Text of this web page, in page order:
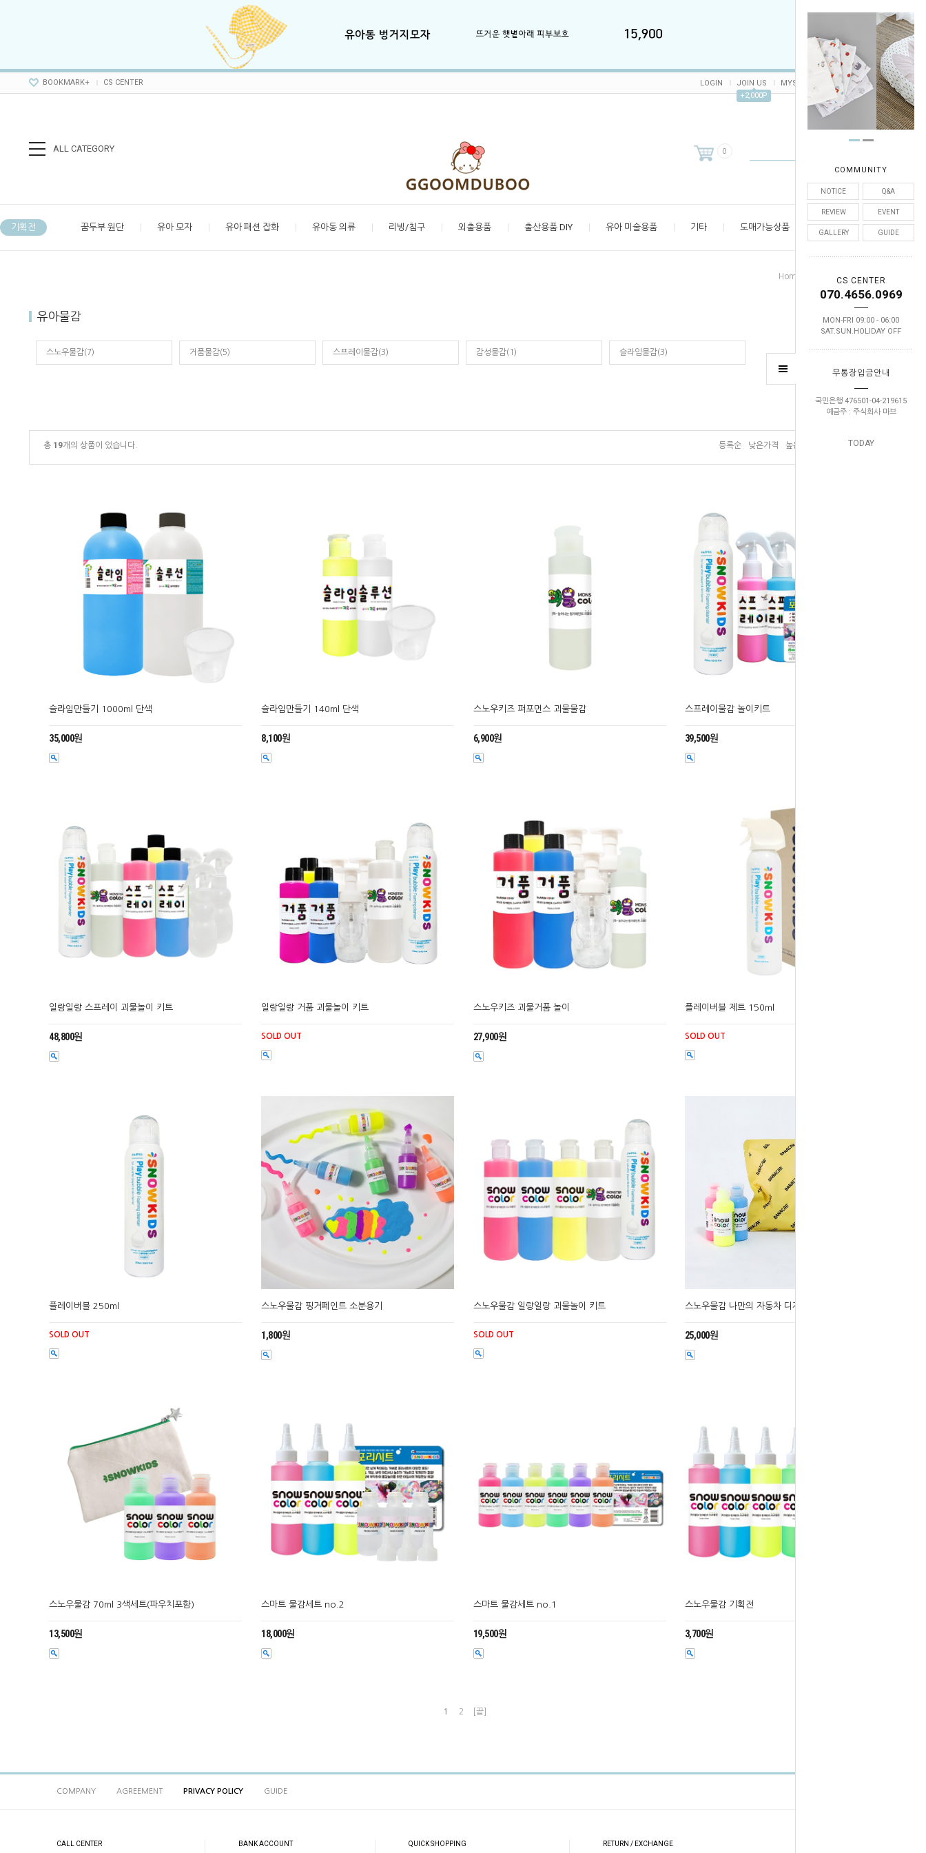
COMMUNITY
NOTICE Q&A
REVIEW EVENT
GALLERY GUIDE
CS CENTER
070.4656.0969
MON-FRI 09:00 - 06:00
SAT.SUN.HOLIDAY OFF
무통장입금안내
국민은행 476501-04-219615
예금주 : 주식회사 마브
TODAY
BOOKMARK+ CS CENTER LOGIN
JOIN US
+2,000P
MYSHOP CART /0 ORDER
ALL CATEGORY 0
기획전 꿈두부 원단 유아 모자 유아 패션 잡화 유아동 의류 리빙/침구 외출용품 출산용품 DIY 유아 미술용품 기타 도매가능상품 엄마 공간
Home 유아 미술용품>유아물감
유아물감
스노우물감(7) 거품물감(5) 스프레이물감(3) 감성물감(1) 슬라임물감(3)
총 19개의 상품이 있습니다. 등록순 낮은가격 높은가격 브랜드순 판매순
슬라임만들기 1000ml 단색
35,000원
슬라임만들기 140ml 단색
8,100원
스노우키즈 퍼포먼스 괴물물감
6,900원
스프레이물감 놀이키트
39,500원
일랑일랑 스프레이 괴물놀이 키트
48,800원
일랑일랑 거품 괴물놀이 키트
SOLD OUT
스노우키즈 괴물거품 놀이
27,900원
플레이버블 제트 150ml
SOLD OUT
플레이버블 250ml
SOLD OUT
스노우물감 핑거페인트 소분용기
1,800원
스노우물감 일랑일랑 괴물놀이 키트
SOLD OUT
스노우물감 나만의 자동차 디자인 놀이키트
25,000원
스노우물감 70ml 3색세트(파우치포함)
13,500원
스마트 물감세트 no.2
18,000원
스마트 물감세트 no.1
19,500원
스노우물감 기획전
3,700원
1 2 [끝]
COMPANY AGREEMENT PRIVACY POLICY GUIDE
CALL CENTER BANK ACCOUNT QUICK SHOPPING RETURN / EXCHANGE